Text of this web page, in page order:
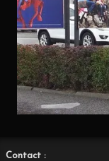
Contact :